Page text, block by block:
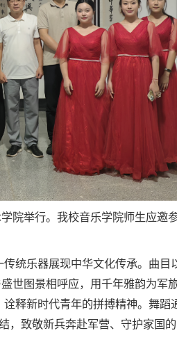
院举行。我校音乐学院师生应邀
统乐器展现中华文化传承。曲目
世图景相呼应，用千年雅韵为军
释新时代青年的拼搏精神。舞蹈
，致敬新兵奔赴军营、守护家国的